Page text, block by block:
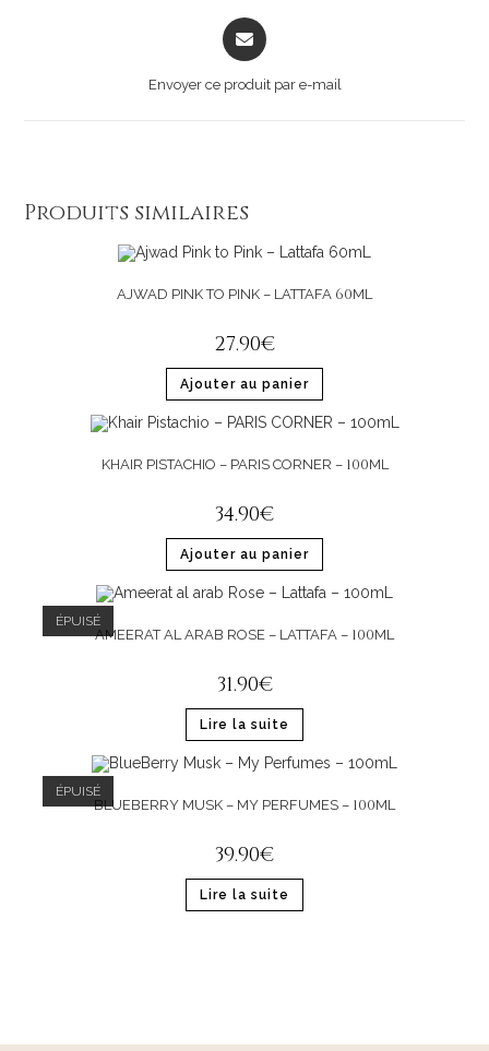
Opens
in
new
Envoyer ce produit par e-mail
Produits similaires
AJWAD PINK TO PINK – LATTAFA 60ML
27.90€
Ajouter au panier
KHAIR PISTACHIO – PARIS CORNER – 100ML
34.90€
Ajouter au panier
ÉPUISÉ
AMEERAT AL ARAB ROSE – LATTAFA – 100ML
31.90€
Lire la suite
ÉPUISÉ
BLUEBERRY MUSK – MY PERFUMES – 100ML
39.90€
Lire la suite